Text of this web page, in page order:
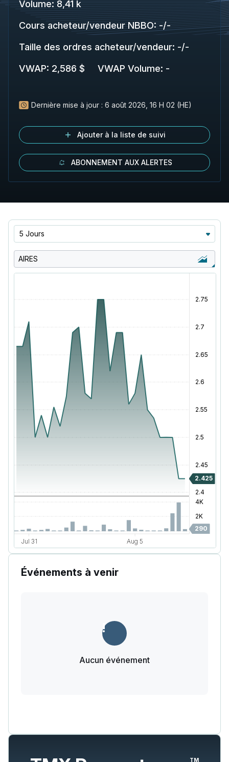
Volume: 8,41 k
Cours acheteur/vendeur NBBO: -/-
Taille des ordres acheteur/vendeur: -/-
VWAP: 2,586 $ VWAP Volume: -
Dernière mise à jour : 6 août 2026, 16 H 02 (HE)
Ajouter à la liste de suivi
ABONNEMENT AUX ALERTES
5 Jours
AIRES
Événements à venir
Aucun événement
TM